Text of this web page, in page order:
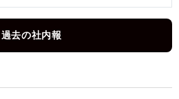
過去の社内報